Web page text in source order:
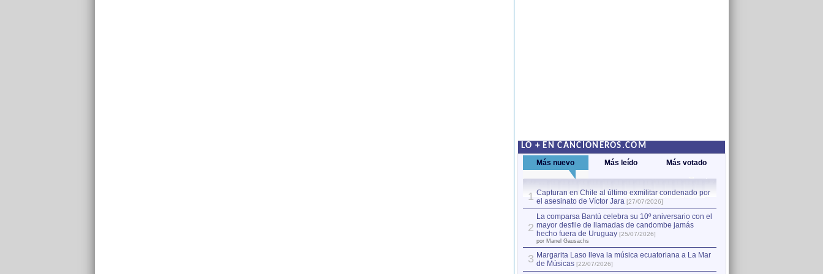
LO + EN CANCIONEROS.COM
Más nuevo Más leído Más votado
1 Capturan en Chile al último exmilitar condenado por
el asesinato de Víctor Jara [27/07/2026]
2
La comparsa Bantú celebra su 10º aniversario con el
mayor desfile de llamadas de candombe jamás
hecho fuera de Uruguay [25/07/2026]
por Manel Gausachs
3 Margarita Laso lleva la música ecuatoriana a La Mar
de Músicas [22/07/2026]